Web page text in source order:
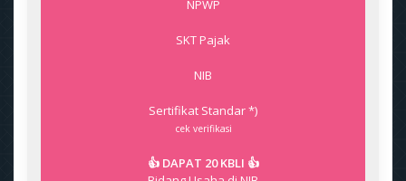
NPWP
SKT Pajak
NIB
Sertifikat Standar *)
cek verifikasi
👍 DAPAT 20 KBLI 👍